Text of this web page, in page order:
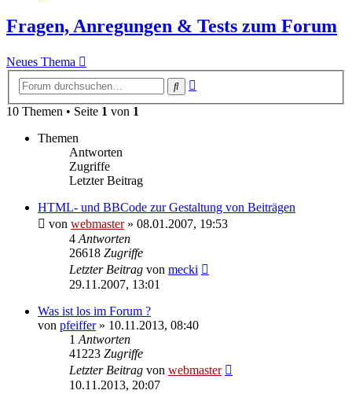
Fragen, Anregungen & Tests zum Forum
Neues Thema
Suche
10 Themen • Seite 1 von 1
Themen
Antworten
Zugriffe
Letzter Beitrag
HTML- und BBCode zur Gestaltung von Beiträgen
von webmaster» 08.01.2007, 19:53
4 Antworten
26618 Zugriffe
Letzter Beitrag von mecki
29.11.2007, 13:01
Was ist los im Forum ?
von pfeiffer» 10.11.2013, 08:40
1 Antworten
41223 Zugriffe
Letzter Beitrag von webmaster
10.11.2013, 20:07